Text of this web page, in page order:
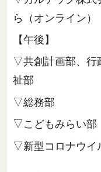
ら（オンライン）
【午後】
▽共創計画部、行
祉部
▽総務部
▽こどもみらい部
▽新型コロナウイ